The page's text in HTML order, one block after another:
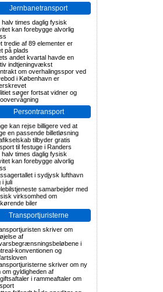
Jernbanetransport
halv times daglig fysisk
kan forebygge alvorlig
tredie af 89 elementer er
på plads
andet kvartal havde en
indtjeningvækst
om overhalingsspor ved
i København er
søger fortsat vidner og
Persontransport
kan rejse billigere ved at
en passende billetløsning
tilbyder gratis
til festuge i Randers
halv times daglig fysisk
kan forebygge alvorlig
i sydjysk lufthavn
i juli
samarbejder med
virksomhed om
biler
Transportjuristerne
skriver om
af
i
konventionen og
skriver om ny
om gyldigheden af
i rammeaftaler om